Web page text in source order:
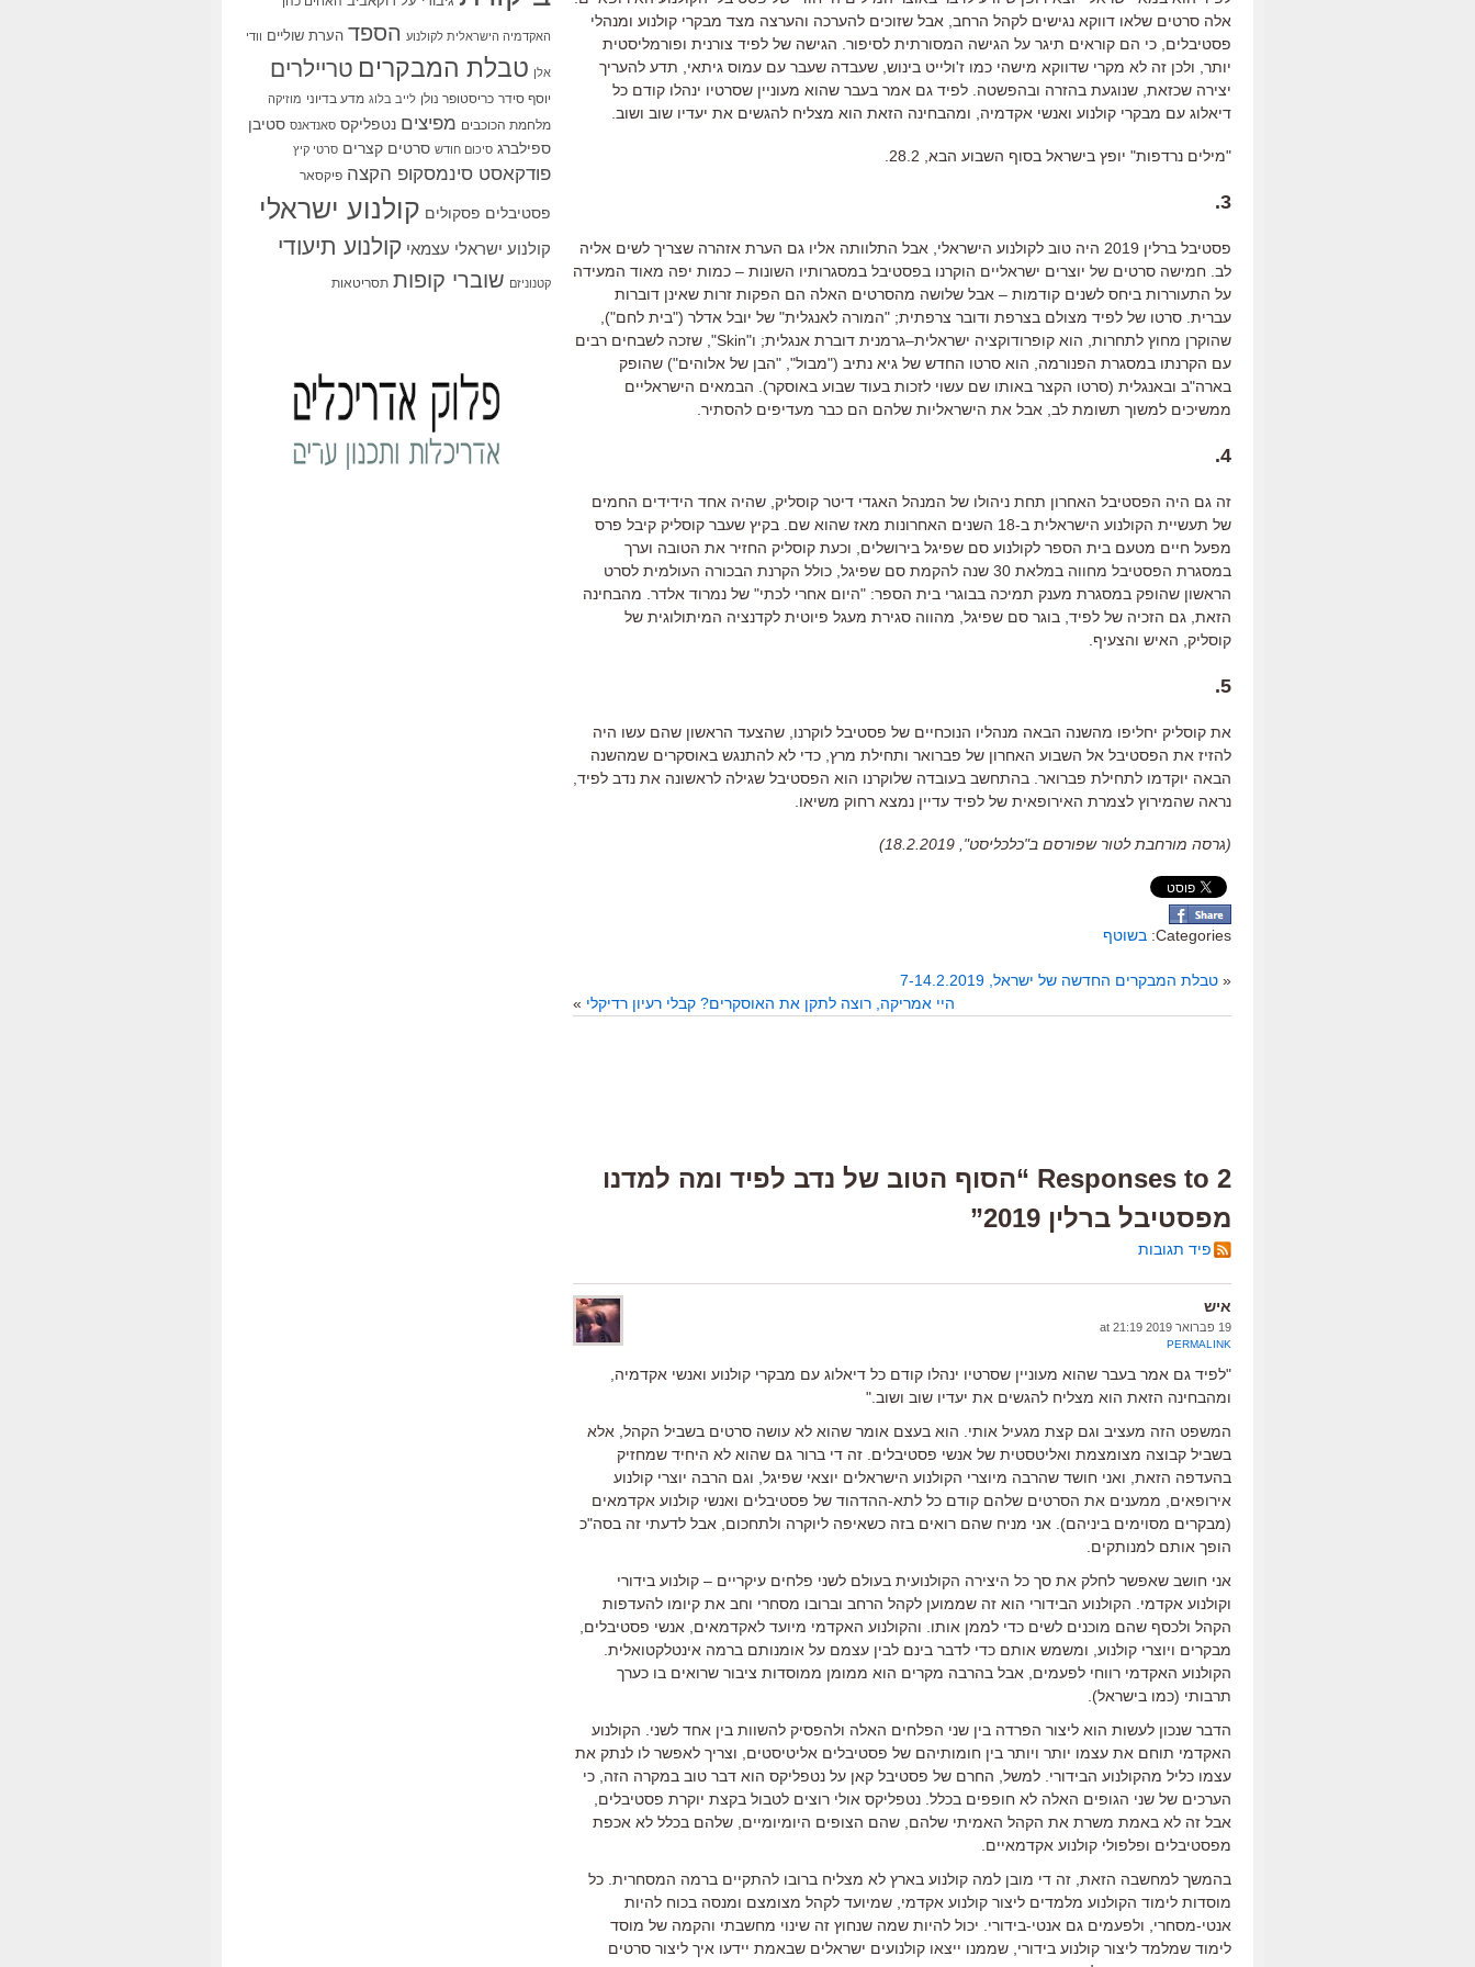
אלה סרטים שלאו דווקא נגישים לקהל הרחב אבל שזוכים להערכה והערצה מצד מבקרי קולנוע ומנהלי
פסטיבלים כי הם קוראים תיגר על הגישה המסורתית לסיפור הגישה של לפיד צורנית ופורמליסטית
יותר ולכן זה לא מקרי שדווקא מישהי כמו ז'ולייט בינוש שעבדה שעבר עם עמוס גיתאי
תדע להעריך
יצירה שכזאת שנוגעת בהזרה ובהפשטה לפיד גם אמר בעבר שהוא מעוניין שסרטיו ינהלו קודם כל
דיאלוג עם מבקרי קולנוע ואנשי אקדמיה
ומהבחינה הזאת הוא מצליח להגשים את יעדיו שוב ושוב
"מילים נרדפות" יופץ בישראל בסוף השבוע הבא, 28.2.
3.
פסטיבל ברלין 2019 היה טוב לקולנוע הישראלי
אבל התלוותה אליו גם הערת אזהרה שצריך לשים אליה
לב חמישה סרטים של יוצרים ישראליים הוקרנו בפסטיבל במסגרותיו השונות – כמות יפה מאוד המעידה
על התעוררות ביחס לשנים קודמות – אבל שלושה מהסרטים האלה הם הפקות זרות שאינן דוברות
עברית סרטו של לפיד מצולם בצרפת ודובר צרפתית; "המורה לאנגלית" של יובל אדלר ("בית לחם"),
שהוקרן מחוץ לתחרות הוא קופרודוקציה ישראלית–גרמנית דוברת אנגלית; ו"Skin",
שזכה לשבחים רבים
עם הקרנתו במסגרת הפנורמה
הוא סרטו החדש של גיא נתיב ("מבול", "הבן של אלוהים") שהופק
בארה"ב ובאנגלית (סרטו הקצר באותו שם עשוי לזכות בעוד שבוע באוסקר). הבמאים הישראליים
ממשיכים למשוך תשומת לב אבל את הישראליות שלהם הם כבר מעדיפים להסתיר
4.
זה גם היה הפסטיבל האחרון תחת ניהולו של המנהל האגדי דיטר קוסליק שהיה אחד הידידים החמים
של תעשיית הקולנוע הישראלית ב-18 השנים האחרונות מאז שהוא שם בקיץ שעבר קוסליק קיבל פרס
מפעל חיים מטעם בית הספר לקולנוע סם שפיגל בירושלים
וכעת קוסליק החזיר את הטובה וערך
במסגרת הפסטיבל מחווה במלאת 30 שנה להקמת סם שפיגל כולל הקרנת הבכורה העולמית לסרט
הראשון שהופק במסגרת מענק תמיכה בבוגרי בית הספר: "היום אחרי לכתי" של נמרוד אלדר מהבחינה
הזאת גם הזכיה של לפיד בוגר סם שפיגל מהווה סגירת מעגל פיוטית לקדנציה המיתולוגית של
קוסליק האיש והצעיף
5.
את קוסליק יחליפו מהשנה הבאה מנהליו הנוכחיים של פסטיבל לוקרנו, שהצעד הראשון שהם עשו היה
להזיז את הפסטיבל אל השבוע האחרון של פברואר ותחילת מרץ, כדי לא להתנגש באוסקרים שמהשנה
הבאה יוקדמו לתחילת פברואר בהתחשב בעובדה שלוקרנו הוא הפסטיבל שגילה לראשונה את נדב לפיד
נראה שהמירוץ לצמרת האירופאית של לפיד עדיין נמצא רחוק משיאו
(גרסה מורחבת לטור שפורסם ב"כלכליסט", 18.2.2019)
Categories: בשוטף
« טבלת המבקרים החדשה של ישראל, 7-14.2.2019
היי אמריקה, רוצה לתקן את האוסקרים? קבלי רעיון רדיקלי »
2 Responses to “הסוף הטוב של נדב לפיד ומה למדנו
מפסטיבל ברלין 2019”
פיד תגובות
איש
19 פברואר 2019 at 21:19
PERMALINK
"לפיד גם אמר בעבר שהוא מעוניין שסרטיו ינהלו קודם כל דיאלוג עם מבקרי קולנוע ואנשי אקדמיה,
ומהבחינה הזאת הוא מצליח להגשים את יעדיו שוב ושוב."
המשפט הזה מעציב וגם קצת מגעיל אותי. הוא בעצם אומר שהוא לא עושה סרטים בשביל הקהל, אלא
בשביל קבוצה מצומצמת ואליטסטית של אנשי פסטיבלים. זה די ברור גם שהוא לא היחיד שמחזיק
בהעדפה הזאת, ואני חושד שהרבה מיוצרי הקולנוע הישראלים יוצאי שפיגל, וגם הרבה יוצרי קולנוע
אירופאים, ממענים את הסרטים שלהם קודם כל לתא-ההדהוד של פסטיבלים ואנשי קולנוע אקדמאים
(מבקרים מסוימים ביניהם). אני מניח שהם רואים בזה כשאיפה ליוקרה ולתחכום, אבל לדעתי זה בסה"כ
הופך אותם למנותקים.
אני חושב שאפשר לחלק את סך כל היצירה הקולנועית בעולם לשני פלחים עיקריים – קולנוע בידורי
וקולנוע אקדמי. הקולנוע הבידורי הוא זה שממוען לקהל הרחב וברובו מסחרי וחב את קיומו להעדפות
הקהל ולכסף שהם מוכנים לשים כדי לממן אותו. והקולנוע האקדמי מיועד לאקדמאים, אנשי פסטיבלים,
מבקרים ויוצרי קולנוע, ומשמש אותם כדי לדבר בינם לבין עצמם על אומנותם ברמה אינטלקטואלית.
הקולנוע האקדמי רווחי לפעמים, אבל בהרבה מקרים הוא ממומן ממוסדות ציבור שרואים בו כערך
תרבותי (כמו בישראל).
הדבר שנכון לעשות הוא ליצור הפרדה בין שני הפלחים האלה ולהפסיק להשוות בין אחד לשני. הקולנוע
האקדמי תוחם את עצמו יותר ויותר בין חומותיהם של פסטיבלים אליטיסטים, וצריך לאפשר לו לנתק את
עצמו כליל מהקולנוע הבידורי. למשל, החרם של פסטיבל קאן על נטפליקס הוא דבר טוב במקרה הזה, כי
הערכים של שני הגופים האלה לא חופפים בכלל. נטפליקס אולי רוצים לטבול בקצת יוקרת פסטיבלים,
אבל זה לא באמת משרת את הקהל האמיתי שלהם, שהם הצופים היומיומיים, שלהם בכלל לא אכפת
מפסטיבלים ופלפולי קולנוע אקדמאיים.
בהמשך למחשבה הזאת, זה די מובן למה קולנוע בארץ לא מצליח ברובו להתקיים ברמה המסחרית. כל
מוסדות לימוד הקולנוע מלמדים ליצור קולנוע אקדמי, שמיועד לקהל מצומצם ומנסה בכוח להיות
אנטי-מסחרי, ולפעמים גם אנטי-בידורי. יכול להיות שמה שנחוץ זה שינוי מחשבתי והקמה של מוסד
לימוד שמלמד ליצור קולנוע בידורי, שממנו ייצאו קולנועים ישראלים שבאמת יידעו איך ליצור סרטים
האקדמיה הישראלית לקולנוע הספד הערת שוליים וודי
אלן טבלת המבקרים טריילרים
יוסף סידר כריסטופר נולן לייב בלוג מדע בדיוני מוזיקה
מלחמת הכוכבים מפיצים נטפליקס סאנדאנס סטיבן
ספילברג סיכום חודש סרטים קצרים סרטי קיץ
פודקאסט סינמסקופ הקצה פיקסאר
פסטיבלים פסקולים קולנוע ישראלי
קולנוע ישראלי עצמאי קולנוע תיעודי
קטנוניזם שוברי קופות תסריטאות